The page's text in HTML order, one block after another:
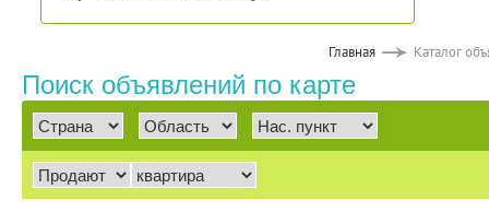
Главная Каталог
Поиск объявлений по карте